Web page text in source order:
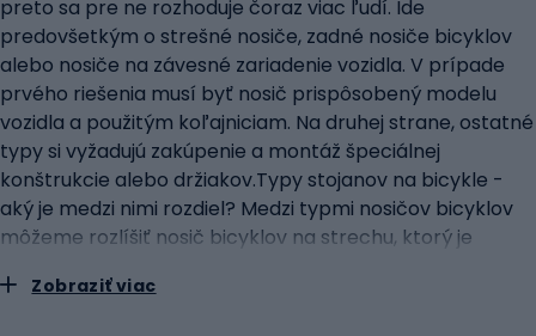
preto sa pre ne rozhoduje čoraz viac ľudí. Ide
predovšetkým o strešné nosiče, zadné nosiče bicyklov
alebo nosiče na závesné zariadenie vozidla. V prípade
prvého riešenia musí byť nosič prispôsobený modelu
vozidla a použitým koľajniciam. Na druhej strane, ostatné
typy si vyžadujú zakúpenie a montáž špeciálnej
konštrukcie alebo držiakov.Typy stojanov na bicykle -
aký je medzi nimi rozdiel? Medzi typmi nosičov bicyklov
môžeme rozlíšiť nosič bicyklov na strechu, ktorý je
špeciálnych tyčí na auto, na ktoré sa pripevní samotný
Zobraziť viac